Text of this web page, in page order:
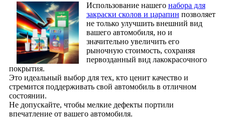
Использование нашего набора для
закраски сколов и царапин позволяет
не только улучшить внешний вид
вашего автомобиля, но и
значительно увеличить его
рыночную стоимость, сохраняя
первозданный вид лакокрасочного
покрытия.
Это идеальный выбор для тех, кто ценит качество и
стремится поддерживать свой автомобиль в отличном
состоянии.
Не допускайте, чтобы мелкие дефекты портили
впечатление от вашего автомобиля.